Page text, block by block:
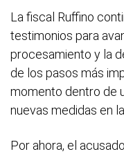
La fiscal Ruffino
testimonios para
procesamiento y la
de los pasos más
momento dentro de
nuevas medidas en
Por ahora, el